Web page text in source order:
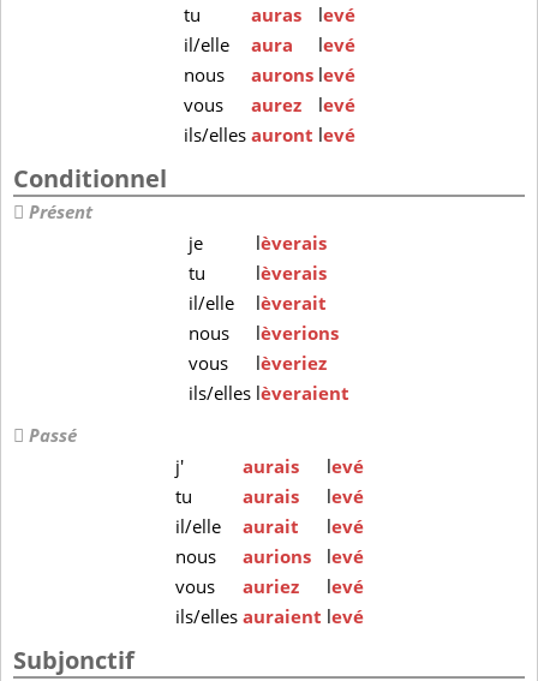
tu
auras levé
il/elle
aura levé
nous
aurons levé
vous
aurez levé
ils/elles auront levé
Conditionnel
Présent
je
lèverais
tu
lèverais
il/elle
lèverait
nous
lèverions
vous
lèveriez
ils/elles lèveraient
Passé
j'
aurais levé
tu
aurais levé
il/elle
aurait levé
nous
aurions levé
vous
auriez levé
ils/elles auraient levé
Subjonctif